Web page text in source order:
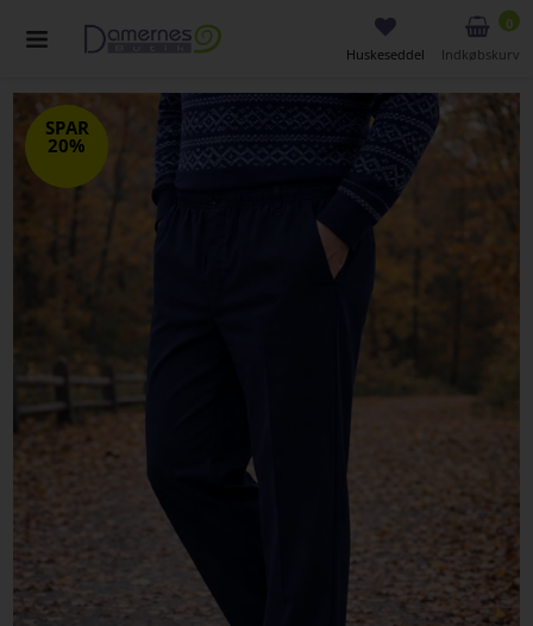
0
Indkøbskurv
Huskeseddel
SPAR
20%